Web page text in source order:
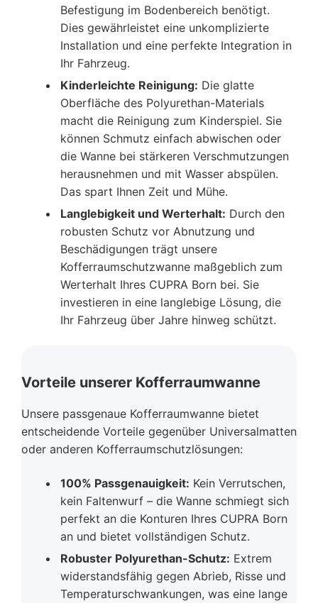
Befestigung im Bodenbereich benötigt.
Dies gewährleistet eine unkomplizierte
Installation und eine perfekte Integration in
Ihr Fahrzeug.
Kinderleichte Reinigung: Die glatte
Oberfläche des Polyurethan-Materials
macht die Reinigung zum Kinderspiel. Sie
können Schmutz einfach abwischen oder
die Wanne bei stärkeren Verschmutzungen
herausnehmen und mit Wasser abspülen.
Das spart Ihnen Zeit und Mühe.
Langlebigkeit und Werterhalt: Durch den
robusten Schutz vor Abnutzung und
Beschädigungen trägt unsere
Kofferraumschutzwanne maßgeblich zum
Werterhalt Ihres CUPRA Born bei. Sie
investieren in eine langlebige Lösung, die
Ihr Fahrzeug über Jahre hinweg schützt.
Vorteile unserer Kofferraumwanne
Unsere passgenaue Kofferraumwanne bietet
entscheidende Vorteile gegenüber Universalmatten
oder anderen Kofferraumschutzlösungen:
100% Passgenauigkeit: Kein Verrutschen,
kein Faltenwurf – die Wanne schmiegt sich
perfekt an die Konturen Ihres CUPRA Born
an und bietet vollständigen Schutz.
Robuster Polyurethan-Schutz: Extrem
widerstandsfähig gegen Abrieb, Risse und
Temperaturschwankungen, was eine lange